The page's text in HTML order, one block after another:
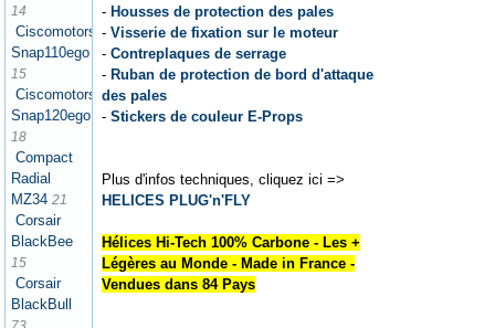
14
Ciscomotors
Snap110ego
15
Ciscomotors
Snap120ego
18
Compact
Radial
MZ34 21
Corsair
BlackBee
15
Corsair
BlackBull
- Housses de protection des pales
-Visserie de fixation sur le moteur
-Contreplaques de serrage
- Ruban de protection de bord d'attaque
des pales
-Stickers de couleur E-Props
Plus d'infos techniques, cliquez ici =>
HELICES PLUG'n'FLY
Hélices Hi-Tech 100% Carbone - Les +
Légères au Monde - Made in France -
Vendues dans 84 Pays